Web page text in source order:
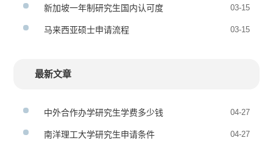
新加坡一年制研究生国内认可度 03-15
马来西亚硕士申请流程 03-15
最新文章
中外合作办学研究生学费多少钱 04-27
南洋理工大学研究生申请条件 04-27